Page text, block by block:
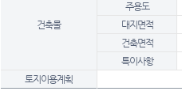
건축물
주용도
대지면적
건축면적
특이사항
토지이용계획